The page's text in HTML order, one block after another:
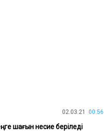
02.03.21 00:56
шағын несие беріледі